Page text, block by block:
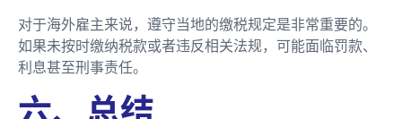
对于海外雇主来说，遵守当地的缴税规定是非常重要的。
如果未按时缴纳税款或者违反相关法规，可能面临罚款、
利息甚至刑事责任。